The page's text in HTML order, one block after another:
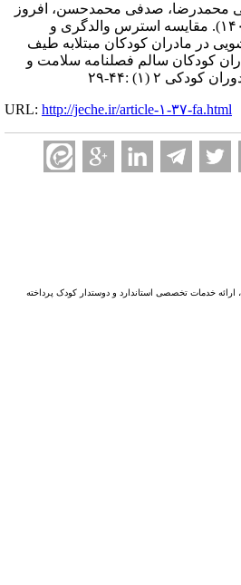
محمدرضا، صدفی محمدحسن، افروز
مقایسه استرس والدگری و
در مادران کودکان مبتلابه طیف
کودکان سالم فصلنامه سلامت و
۲ (۱) :۴۴-۲۹
URL: http://jeche.ir/article-۱-۳۷-fa.html
خدمات تخصصی استاندارد و دوستدار کودک پرداخته